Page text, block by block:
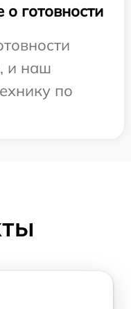
готовности
и наш
по